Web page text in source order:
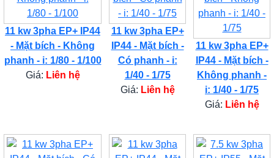
11 kw 3pha EP+ IP44
- Mặt bích - Không
phanh - i: 1/80 - 1/100
Giá: Liên hệ
11 kw 3pha EP+
IP44 - Mặt bích -
Có phanh - i:
1/40 - 1/75
Giá: Liên hệ
11 kw 3pha EP+
IP44 - Mặt bích -
Không phanh -
i: 1/40 - 1/75
Giá: Liên hệ